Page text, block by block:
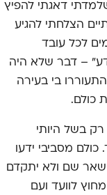
דאגתי להפיץ
הצלחתי להגיע
שמסדיר תשלום מלא עבור 4 ימים לכל עובד
– דבר שלא היה
בי בעירה
כולם.
בשל היותי
מסביבי ידעו
שם ולא יתקדם
לוועד ועם